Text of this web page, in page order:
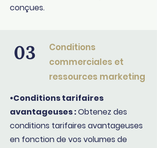
conçues.
03
Conditions
commerciales et
ressources marketing
•Conditions tarifaires
avantageuses :Obtenez des
conditions tarifaires avantageuses
en fonction de vos volumes de